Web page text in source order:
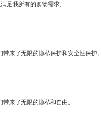
足我所有的购物需求。
带来了无限的隐私保护和安全性保护
来了无限的隐私和自由。